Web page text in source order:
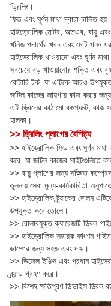
ড্রিলিং।
ফিড এবং ঘূর্ণন মাথা দ্বারা চালিত হয়
হাইড্রোলিক মোটর, অতএব, বায়ু
খনিজ পদার্থের খরচ এবং মোট খনন
হাইড্রোলিক খাওয়ানো এবং ঘূর্ণন
সবচেয়ে বড় খাওয়ানোর শক্তি এবং
রোটারি টর্ক, যা এটিকে আরও
জটিল কাজের জায়গায় কাজ করার
এই ড্রিলের কাঠামো কমপ্যাক্ট,
হালকা।
>> ড্রিলিং প্লাগের বৈশিষ্ট্য
>> হাইড্রোলিক ফিড এবং ঘূর্ণন
করে, যা জটিল কাজের
>> বায়ু প্লাগের জন্য সজ্জিত
তুলনায় সেরা মূল্য-কার্যকারিতা
>> হাইড্রোলিক ট্র্যাকের দোলন
উপযুক্ত করে তোলে।
>> রোলারযুক্ত ক্যারেজটি ড্রিল
>> হাইড্রোলিক সহায়ক ফাংশন
ডাম্পের জন্য সহজ এবং দক্ষ।
>> ডিজেল ইঞ্জিন এবং প্রধান
ব্র্যান্ড গ্রহণ করে।
>> বিশেষ ক্ষতিপূরণ ডিভাইস ড্রিল